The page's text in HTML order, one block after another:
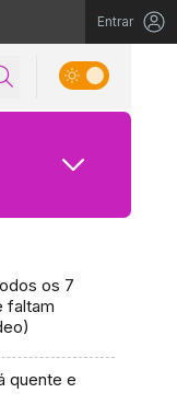
Entrar
os 7
faltam
quente e